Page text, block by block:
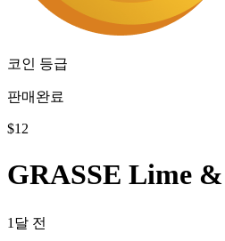
코인 등급
판매완료
$12
GRASSE Lime
1달 전